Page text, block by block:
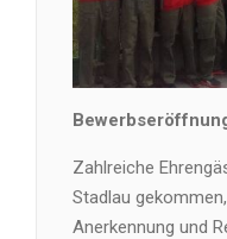
Zahlreiche
Stadlau
Anerkennung und